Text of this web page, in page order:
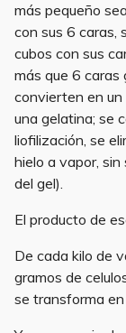
más pequeño
con sus 6 caras,
cubos con sus
más que 6 caras
convierten en un
una gelatina; se
liofilización, se
hielo a vapor, sin
del gel).
El producto de
De cada kilo de
gramos de
se transforma en